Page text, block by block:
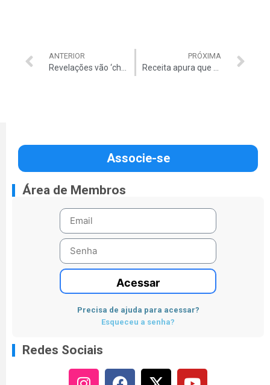
ANTERIOR
Revelações vão ‘chocar o país’, diz Youssef
PRÓXIMA
Receita apura que Costa sonegou R$ 33 mi
Associe-se
Área de Membros
Acessar
Precisa de ajuda para acessar?
Esqueceu a senha?
Redes Sociais